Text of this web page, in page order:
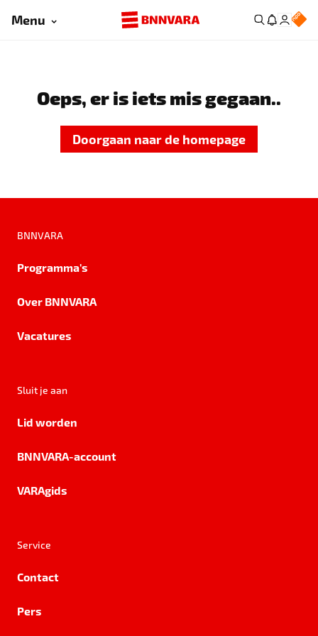
Menu
Oeps, er is iets mis gegaan..
Doorgaan naar de homepage
BNNVARA
Programma's
Over BNNVARA
Vacatures
Sluit je aan
Lid worden
BNNVARA-account
VARAgids
Service
Contact
Pers